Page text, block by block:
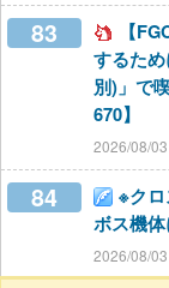
83
【
するた
別)」で
670】
2026/08/
84
※ク
ボス機
2026/08/